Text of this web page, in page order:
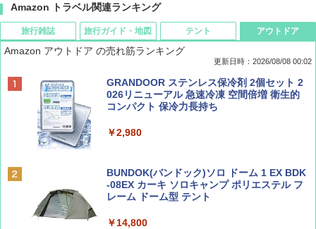
Amazon トラベル関連ランキング
旅行雑誌
BE-PAL(ビ-パル) 2026年 9 月号【特別付録:
SOTO ミニマル"旅"財布 ランダム2種】
ディズニーファン ２０２６年 ９月号 [雑
誌] (ＤＩＳＮＥＹ ＦＡＮ)
旅行ガイド・地図
D40 地球の歩き方 チェンマイ タイ北部の魅
力的な町 2026～2027 地球の歩き方D アジア
地球の歩き方 スター・ウォーズ
￥2,695
テント
[キャンパーズコレクション 山善] ポップアッ
プテント 傘みたいに広げて畳める パッとサ
ッとサンシェード キューブ フルクローズ メ
&ハイキング カーキ PATC-150(KH)
PYKES PEAK (パイクスピーク) 着替えテン
人用 折りたたみ 防災グッズ 災害用トイレ ビ
アウトドア
Amazon アウトドア の売れ筋ランキング
更新日時：2026/08/08 00:02
GRANDOOR ステンレス保冷剤 2個セット 2
026リニューアル 急速冷凍 空間倍増 衛生的
コンパクト 保冷力長持ち
￥2,980
BUNDOK(バンドック)ソロ ドーム 1 EX BDK
-08EX カーキ ソロキャンプ ポリエステル フ
レーム ドーム型 テント
￥14,800